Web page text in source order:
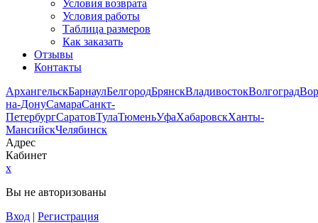
Условия возврата
Условия работы
Таблица размеров
Как заказать
Отзывы
Контакты
АрхангельскБарнаулБелгородБрянскВладивостокВолгоград
на-ДонуСамараСанкт-
ПетербургСаратовТулаТюменьУфаХабаровскХанты-
МансийскЧелябинск
Адрес
Кабинет
x
Вы не авторизованы
Вход | Регистрация